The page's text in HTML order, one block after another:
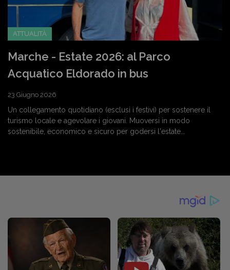
ATTUALITÀ
Marche - Estate 2026: al Parco
Acquatico Eldorado in bus
23 Giugno 2026
Un collegamento quotidiano (esclusi i festivi) per sostenere il
turismo locale e agevolare i giovani. Muoversi in modo
sostenibile, economico e sicuro per godersi l'estate...